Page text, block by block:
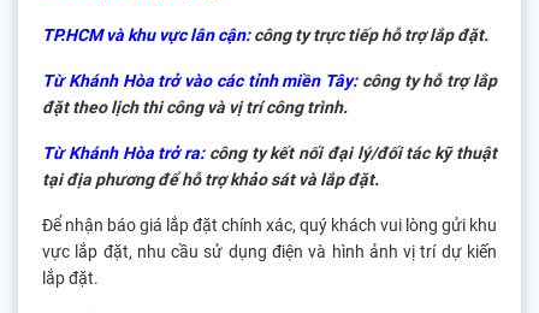
TP.HCM và khu vực lân cận:công ty trực tiếp hỗ trợ lắp đặt.
Từ Khánh Hòa trở vào các tỉnh miền Tây:công ty hỗ trợ lắp
đặt theo lịch thi công và vị trí công trình.
Từ Khánh Hòa trở ra:công ty kết nối đại lý/đối tác kỹ thuật
tại địa phương để hỗ trợ khảo sát và lắp đặt.
Để nhận báo giá lắp đặt chính xác, quý khách vui lòng gửi khu
vực lắp đặt, nhu cầu sử dụng điện và hình ảnh vị trí dự kiến
lắp đặt.